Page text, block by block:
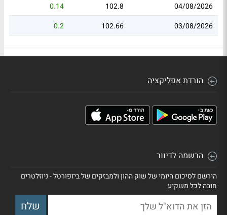
04/08/2026
102.8
0.14
03/08/2026
102.66
0.2
הורדת אפליקציה
הרשמה לדיוור
הירשם לסיכום היומי של שוק ההון ולמבזקים של ביזפורטל - ניוזלטרים
חובה לכל משקיע